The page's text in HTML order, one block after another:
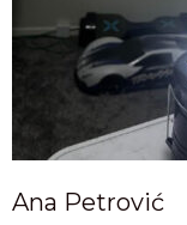
Ana Petrović